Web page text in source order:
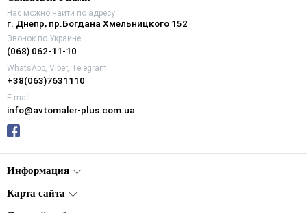
Нас можно найти по адресу
г. Днепр, пр.Богдана Хмельницкого 152
Звонок по Украине
(068) 062-11-10
WhatsApp, Viber, Telegram
+38(063)7631110
E-mail
info@avtomaler-plus.com.ua
Информация
Карта сайта